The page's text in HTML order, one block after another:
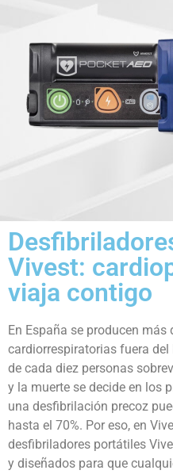
Vivest:
viaja contigo
En España se producen más
cardiorrespiratorias fuera
de cada diez personas
y la muerte se decide en los
una desfibrilación precoz
hasta el 70%. Por eso, en
desfibriladores portátiles
y diseñados para que